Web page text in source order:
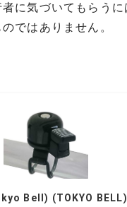
に気づいてもらうに
ではありません。
Bell) (TOKYO